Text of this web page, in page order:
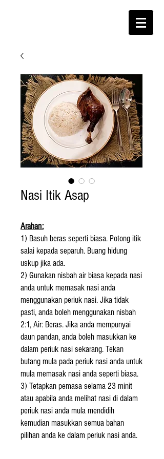
Nasi Itik Asap
Arahan:
1) Basuh beras seperti biasa. Potong itik
salai kepada separuh. Buang hidung
uskup jika ada.
2) Gunakan nisbah air biasa kepada nasi
anda untuk memasak nasi anda
menggunakan periuk nasi. Jika tidak
pasti, anda boleh menggunakan nisbah
2:1, Air: Beras. Jika anda mempunyai
daun pandan, anda boleh masukkan ke
dalam periuk nasi sekarang. Tekan
butang mula pada periuk nasi anda untuk
mula memasak nasi anda seperti biasa.
3) Tetapkan pemasa selama 23 minit
atau apabila anda melihat nasi di dalam
periuk nasi anda mula mendidih
kemudian masukkan semua bahan
pilihan anda ke dalam periuk nasi anda.